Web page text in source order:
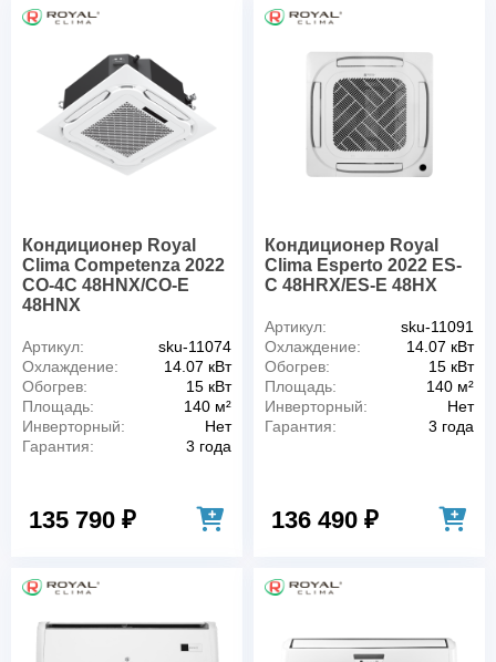
Кондиционер Royal
Clima Competenza 2022
CO-4C 48HNX/CO-E
48HNX
Артикул:
sku-11074
Охлаждение:
14.07 кВт
Обогрев:
15 кВт
Площадь:
140 м²
Инверторный:
Нет
Гарантия:
3 года
135 790 ₽
Кондиционер Royal
Clima Esperto 2022 ES-
C 48HRX/ES-E 48HX
Артикул:
sku-11091
Охлаждение:
14.07 кВт
Обогрев:
15 кВт
Площадь:
140 м²
Инверторный:
Нет
Гарантия:
3 года
136 490 ₽